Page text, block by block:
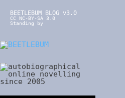
BEETLEBUM BLOG v3.0
CC NC-BY-SA 3.0
Standing by